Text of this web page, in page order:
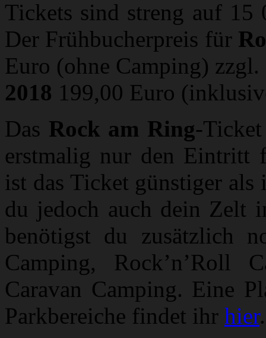
Tickets sind streng auf
Der Frühbucherpreis für
Euro (ohne Camping)
2018 199,00 Euro
Das Rock am Ring-
erstmalig nur den Eintritt
ist das Ticket günstiger als
du jedoch auch dein Zelt
benötigst du zusätzlich
Camping, Rock’n’Roll
Caravan Camping. Eine
Parkbereiche findet ihr hier.